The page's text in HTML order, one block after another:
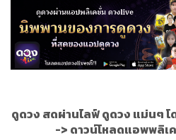
ดูดวง สดผ่านไลฟ์ ดูดวง แม่นๆ
-> ดาวน์โหลดแอพพลิเ